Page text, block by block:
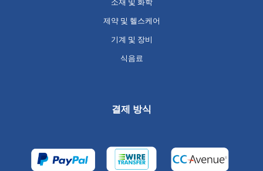
제약 및 헬스케어
기계 및 장비
식음료
결제 방식